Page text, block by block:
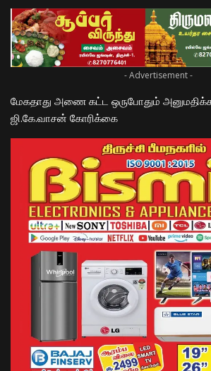
- Advertisement -
மேகதாது அணை கட்ட ஒருபோதும் அனுமதிக்க
ஜி.கே.வாசன் கோரிக்கை